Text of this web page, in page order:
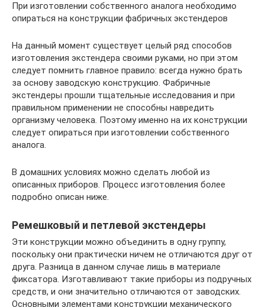
При изготовлении собственного аналога необходимо
опираться на конструкции фабричных экстендеров
На данный момент существует целый ряд способов
изготовления экстендера своими руками, но при этом
следует помнить главное правило: всегда нужно брать
за основу заводскую конструкцию. Фабричные
экстендеры прошли тщательные исследования и при
правильном применении не способны навредить
организму человека. Поэтому именно на их конструкции
следует опираться при изготовлении собственного
аналога.
В домашних условиях можно сделать любой из
описанных приборов. Процесс изготовления более
подробно описан ниже.
Ремешковый и петлевой экстендеры
Эти конструкции можно объединить в одну группу,
поскольку они практически ничем не отличаются друг от
друга. Разница в данном случае лишь в материале
фиксатора. Изготавливают такие приборы из подручных
средств, и они значительно отличаются от заводских.
Основными элементами конструкции механического